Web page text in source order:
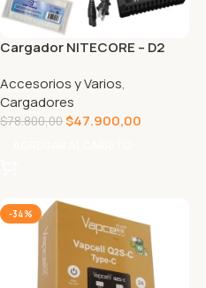
Cargador NITECORE – D2
Accesorios y Varios,
Cargadores
$78.800,00$47.900,00
-34%